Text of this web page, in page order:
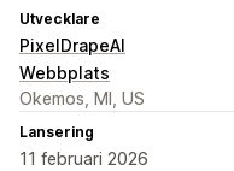
Utvecklare
PixelDrapeAI
Webbplats
Okemos, MI, US
Lansering
11 februari 2026